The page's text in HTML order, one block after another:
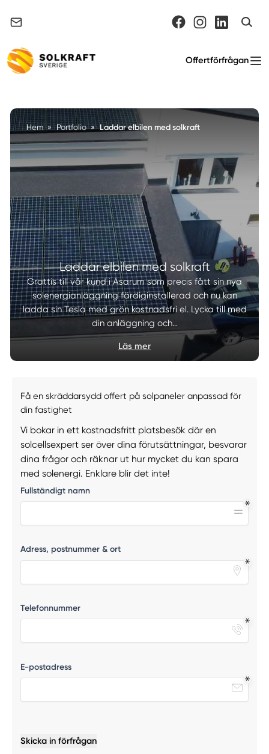
Offertförfrågan
Hem » Portfolio » Laddar elbilen med solkraft
Laddar elbilen med solkraft
Grattis till vår kund i Asarum som precis fått sin nya
solenergianläggning färdiginstallerad och nu kan
ladda sin Tesla med grön kostnadsfri el. Lycka till med
din anläggning och…
Läs mer
Få en skräddarsydd offert på solpaneler anpassad för
din fastighet
Vi bokar in ett kostnadsfritt platsbesök där en
solcellsexpert ser över dina förutsättningar, besvarar
dina frågor och räknar ut hur mycket du kan spara
med solenergi. Enklare blir det inte!
Fullständigt namn
Adress, postnummer & ort
Telefonnummer
E-postadress
Skicka in förfrågan